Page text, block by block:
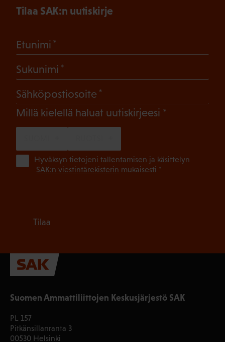
Suomen Ammattiliittojen Keskusjärjestö SAK
PL 157
Pitkänsillanranta 3
00530 Helsinki
Tilaa SAK:n uutiskirje
Etunimi
Sukunimi
Sähköpostiosoite
Millä kielellä haluat uutiskirjeesi (Pakollinen)
Hyväksyn tietojeni tallentamisen ja käsittelyn
SAK:n viestintärekisterin mukaisesti *
Tilaa